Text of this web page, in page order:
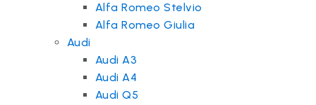
Alfa Romeo Stelvio
Alfa Romeo Giulia
Audi
Audi A3
Audi A4
Audi Q5